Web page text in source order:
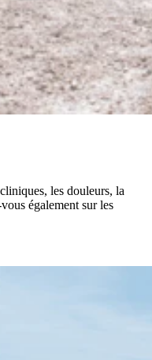
les douleurs, la
également sur les